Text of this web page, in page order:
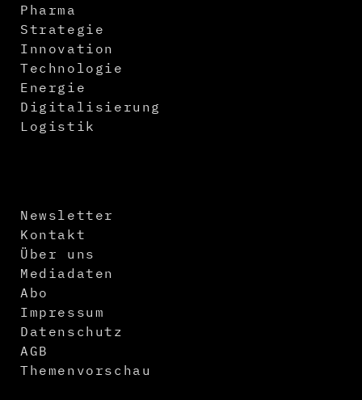
Pharma
Strategie
Innovation
Technologie
Energie
Digitalisierung
Logistik
Newsletter
Kontakt
Über uns
Mediadaten
Abo
Impressum
Datenschutz
AGB
Themenvorschau